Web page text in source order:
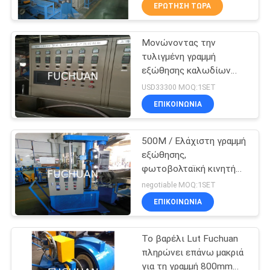
ΕΜΆΣ
ΕΠΙΣΚΈΨΕΙΣ
ΣΤΟ
ΕΡΓΟΣΤΆΣΙΟ
ΈΛΕΓΧΟΣ
ΠΟΙΌΤΗΤΑΣ
ΕΠΙΚΟΙΝΩΝΉΣΤΕ
ΜΑΖΊ
ΜΑΣ
διπλή στρεβλότητα
bunching μηχανή
Συσσωρεύοντας
μηχανή καλωδίων
ΕΡΏΤΗΣΗ ΤΏΡΑ
Μονώνοντας την
τυλιγμένη γραμμή
εξώθησης καλωδίων
δύναμης χαμηλή
καπνίζοντας μη το
αλόγονο
USD33300 MOQ:1SET
ΕΠΙΚΟΙΝΩΝΊΑ
500M / Ελάχιστη γραμμή
εξώθησης,
φωτοβολταϊκή κινητή
πλαστική μηχανή
εγχύσεων
negotiable MOQ:1SET
ΕΠΙΚΟΙΝΩΝΊΑ
Το βαρέλι Lut Fuchuan
πληρώνει επάνω μακριά
για τη γραμμή 800mm